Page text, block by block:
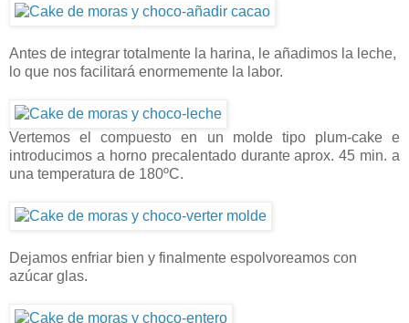
Antes de integrar totalmente la harina, le añadimos la leche,
lo que nos facilitará enormemente la labor.
Vertemos el compuesto en un molde tipo plum-cake e
introducimos a horno precalentado durante aprox. 45 min. a
una temperatura de 180ºC.
Dejamos enfriar bien y finalmente espolvoreamos con
azúcar glas.